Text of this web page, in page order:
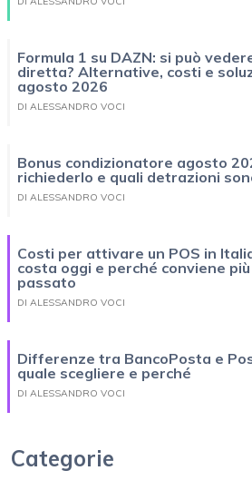
Formula 1 su DAZN: si può
diretta? Alternative, costi e
agosto 2026
DI ALESSANDRO VOCI
Bonus condizionatore agosto
richiederlo e quali detrazioni
DI ALESSANDRO VOCI
Costi per attivare un POS in
costa oggi e perché conviene
passato
DI ALESSANDRO VOCI
Differenze tra BancoPosta e
quale scegliere e perché
DI ALESSANDRO VOCI
Categorie